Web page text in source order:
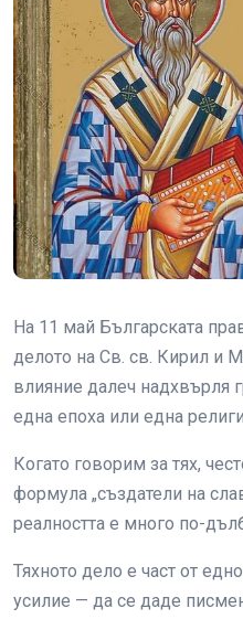
На 11 май Българската
делото на Св. св. Кирил и
влияние далеч надхвърля
една епоха или една
Когато говорим за тях,
формула „създатели на
реалността е много по-
Тяхното дело е част от
усилие — да се даде